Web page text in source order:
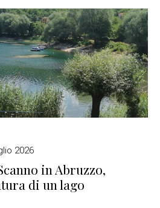
2026
in Abruzzo,
di un lago